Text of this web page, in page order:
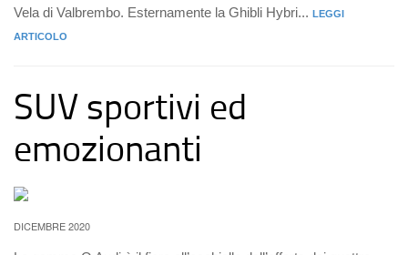
Vela di Valbrembo. Esternamente la Ghibli Hybri... LEGGI
ARTICOLO
SUV sportivi ed
emozionanti
DICEMBRE 2020